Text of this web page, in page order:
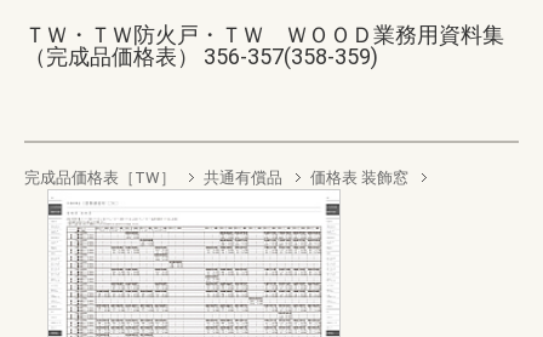
ＴＷ・ＴＷ防火戸・ＴＷ ＷＯＯＤ業務用資料集
（完成品価格表） 356-357(358-359)
完成品価格表［TW］ 共通有償品 価格表 装飾窓